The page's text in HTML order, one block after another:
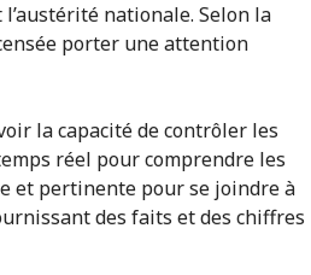
nationale. Selon la
porter une attention
la capacité de contrôler les
réel pour comprendre les
et pertinente pour se joindre à
des faits et des chiffres